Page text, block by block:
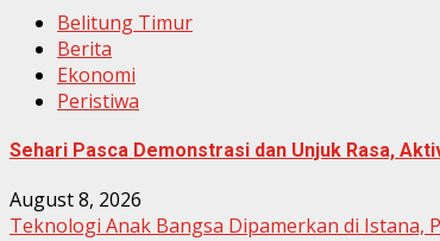
Belitung Timur
Berita
Ekonomi
Peristiwa
Sehari Pasca Demonstrasi dan Unjuk Rasa,
August 8, 2026
Teknologi Anak Bangsa Dipamerkan di Istana,